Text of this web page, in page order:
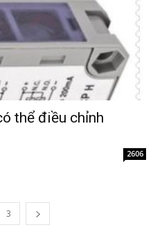
thể điều chỉnh
2606
3